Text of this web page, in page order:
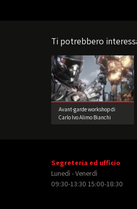
Ti potrebbero
Avant-garde workshop di
Carlo Ivo Alimo Bianchi
Segreteria ed ufficio
Lunedì - Venerdì
09:30-13:30 15:00-18:30